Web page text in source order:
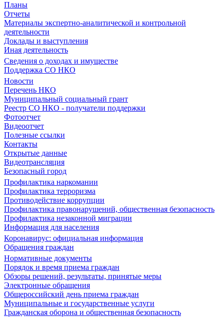
Планы
Отчеты
Материалы экспертно-аналитической и контрольной
деятельности
Доклады и выступления
Иная деятельность
Сведения о доходах и имуществе
Поддержка СО НКО
Новости
Перечень НКО
Муниципальный социальный грант
Реестр СО НКО - получатели поддержки
Фотоотчет
Видеоотчет
Полезные ссылки
Контакты
Открытые данные
Видеотрансляция
Безопасный город
Профилактика наркомании
Профилактика терроризма
Противодействие коррупции
Профилактика правонарушений, общественная безопасность
Профилактика незаконной миграции
Информация для населения
Коронавирус: официальная информация
Обращения граждан
Нормативные документы
Порядок и время приема граждан
Обзоры решений, результаты, принятые меры
Электронные обращения
Общероссийский день приема граждан
Муниципальные и государственные услуги
Гражданская оборона и общественная безопасность